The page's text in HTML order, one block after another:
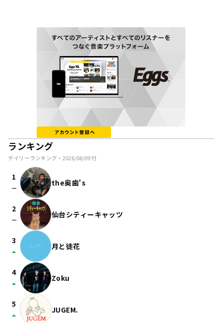
ランキング
デイリーランキング・ 2026/08/09付
1
check_indeterminate_small the奥歯's
2
check_indeterminate_small 仙台シティーキャッツ
3
arrow_drop_up 月と徒花
4
arrow_drop_up Zoku
5
arrow_drop_up JUGEM.